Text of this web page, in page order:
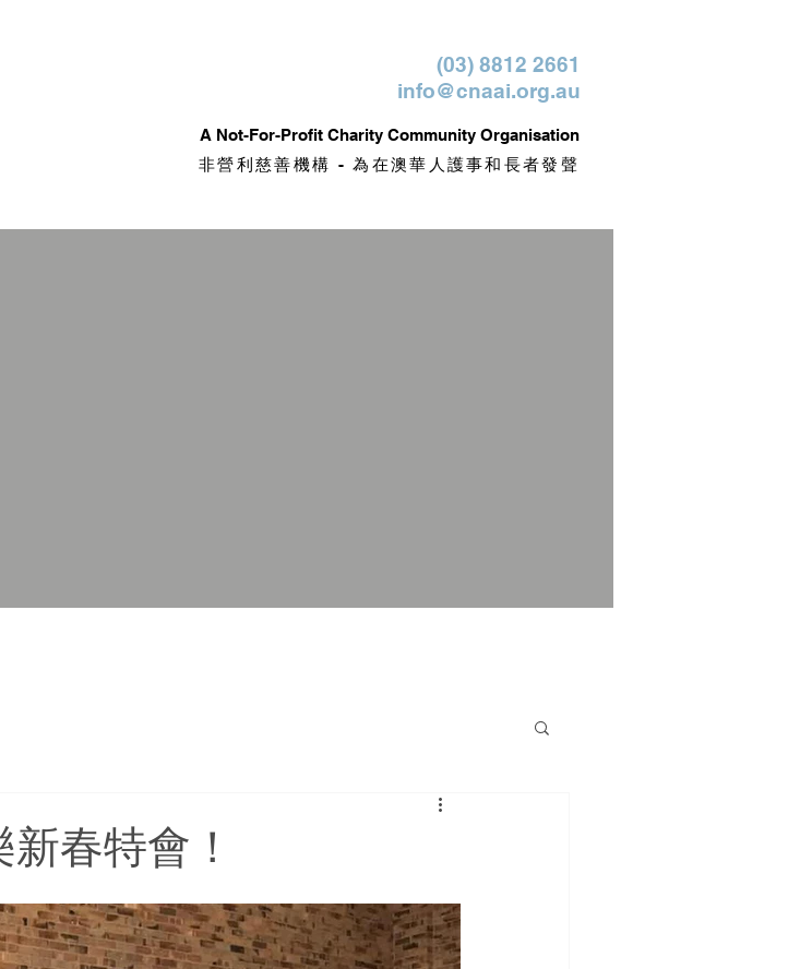
(03) 8812 2661
info@cnaai.org.au
​A Not-For-Profit Charity Community Organisation
非營利慈善機構 - 為在澳華人護事和長者發聲
春特會！